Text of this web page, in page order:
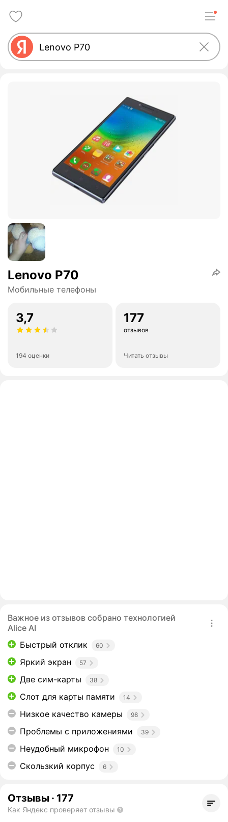
Lenovo P70
Мобильные телефоны
3,7
194 оценки
177
отзывов
Читать отзывы
Важное из отзывов собрано технологией
Alice AI
Быстрый отклик
60
Яркий экран 57
Две сим-карты 38
Слот для карты памяти 14
Низкое качество камеры 98
Проблемы с приложениями 39
Неудобный микрофон 10
Скользкий корпус 6
Отзывы · 177
Как Яндекс проверяет отзывы